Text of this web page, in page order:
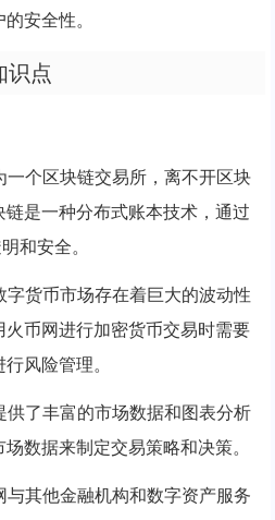
安全性。
识点
一个区块链交易所，离不开区块
是一种分布式账本技术，通过
和安全。
字货币市场存在着巨大的波动性
币网进行加密货币交易时需要
风险管理。
供了丰富的市场数据和图表分析
数据来制定交易策略和决策。
其他金融机构和数字资产服务